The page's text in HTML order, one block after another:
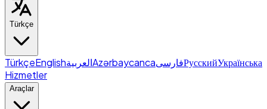
Türkçe
TürkçeEnglishالعربيةAzərbaycancaفارسیРусскийУкраїнська
Hizmetler
Araçlar